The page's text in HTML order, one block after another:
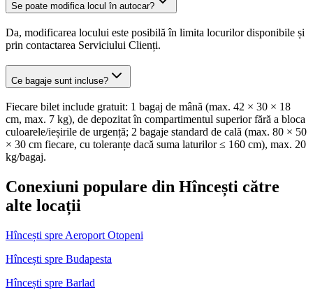
Se poate modifica locul în autocar?
Da, modificarea locului este posibilă în limita locurilor disponibile și
prin contactarea Serviciului Clienți.
Ce bagaje sunt incluse?
Fiecare bilet include gratuit: 1 bagaj de mână (max. 42 × 30 × 18
cm, max. 7 kg), de depozitat în compartimentul superior fără a bloca
culoarele/ieșirile de urgență; 2 bagaje standard de cală (max. 80 × 50
× 30 cm fiecare, cu toleranțe dacă suma laturilor ≤ 160 cm), max. 20
kg/bagaj.
Conexiuni populare din Hîncești către
alte locații
Hîncești spre Aeroport Otopeni
Hîncești spre Budapesta
Hîncești spre Barlad